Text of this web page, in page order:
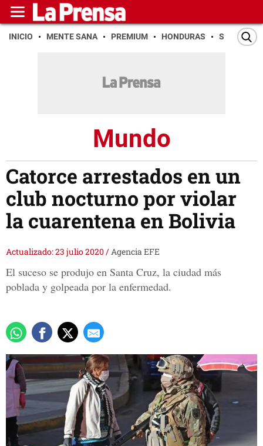
INICIO MENTE SANA PREMIUM HONDURAS SAN PEDRO
Mundo
Catorce arrestados en un
club nocturno por violar
la cuarentena en Bolivia
Actualizado: 23 julio 2020/Agencia EFE
El suceso se produjo en Santa Cruz, la ciudad más
poblada y golpeada por la enfermedad.